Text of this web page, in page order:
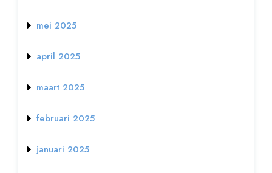
mei 2025
april 2025
maart 2025
februari 2025
januari 2025